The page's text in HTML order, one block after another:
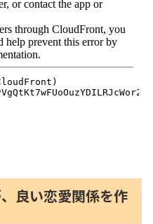
良い恋愛関係を作